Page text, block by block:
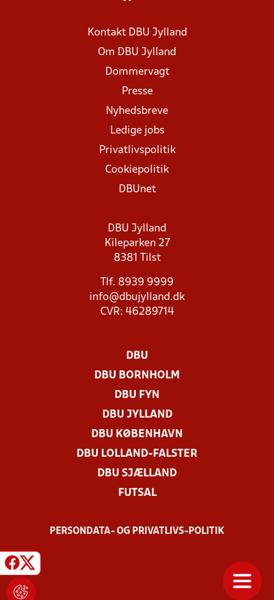
Kontakt DBU Jylland
Om DBU Jylland
Dommervagt
Presse
Nyhedsbreve
Ledige jobs
Privatlivspolitik
Cookiepolitik
DBUnet
DBU Jylland
Kileparken 27
8381 Tilst
Tlf. 8939 9999
info@dbujylland.dk
CVR: 46289714
DBU
DBU BORNHOLM
DBU FYN
DBU JYLLAND
DBU KØBENHAVN
DBU LOLLAND-FALSTER
DBU SJÆLLAND
FUTSAL
PERSONDATA- OG PRIVATLIVS-POLITIK